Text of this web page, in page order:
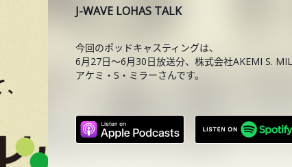
J-WAVE LOHAS TALK
今回のポッドキャスティングは、
6月27日〜6月30日放送分、株式会社AKEMI S.
アケミ・S・ミラーさんです。